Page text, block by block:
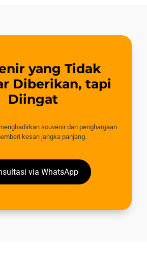
yang Tidak
Diberikan, tapi
Diingat
souvenir dan penghargaan
kesan jangka panjang.
via WhatsApp